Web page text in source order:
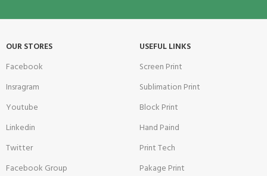
OUR STORES
Facebook
Insragram
Youtube
Linkedin
Twitter
Facebook Group
USEFUL LINKS
Screen Print
Sublimation Print
Block Print
Hand Paind
Print Tech
Pakage Print